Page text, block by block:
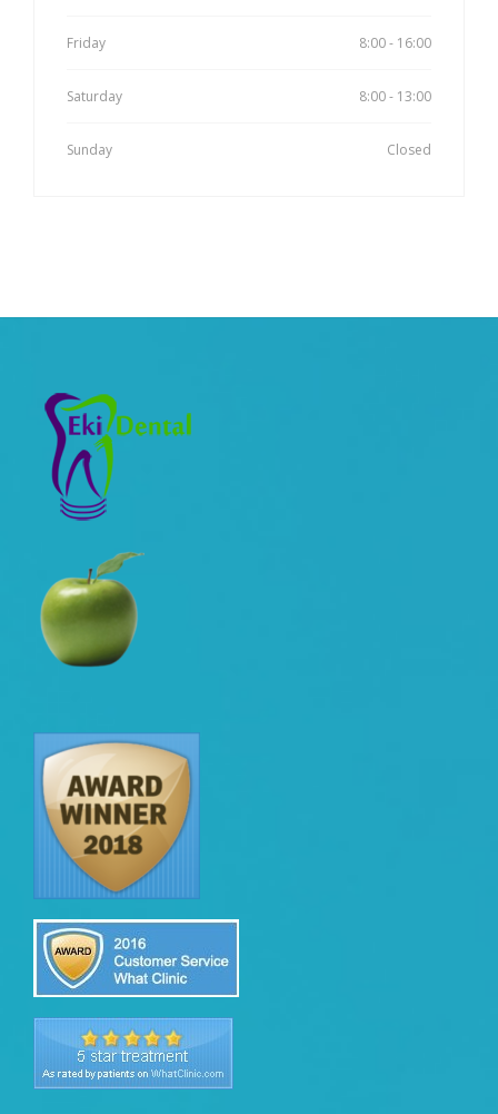
Friday 8:00 - 16:00
Saturday 8:00 - 13:00
Sunday Closed